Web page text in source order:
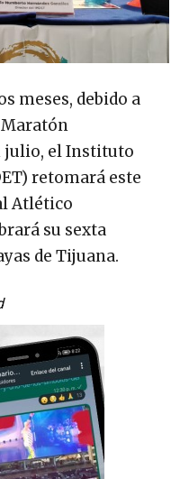
meses, debido a
julio, el Instituto
retomará este
Atlético
su sexta
de Tijuana.